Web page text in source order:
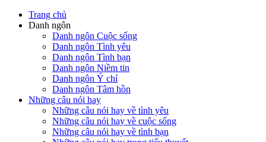
Trang chủ
Danh ngôn
Danh ngôn Cuộc sống
Danh ngôn Tình yêu
Danh ngôn Tình bạn
Danh ngôn Niềm tin
Danh ngôn Ý chí
Danh ngôn Tâm hồn
Những câu nói hay
Những câu nói hay về tình yêu
Những câu nói hay về cuộc sống
Những câu nói hay về tình bạn